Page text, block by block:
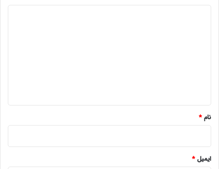
نام*
ایمیل*